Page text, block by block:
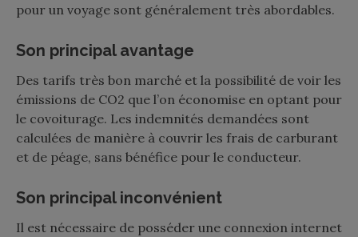
pour un voyage sont généralement très abordables.
Son principal avantage
Des tarifs très bon marché et la possibilité de voir les
émissions de CO2 que l’on économise en optant pour
le covoiturage. Les indemnités demandées sont
calculées de manière à couvrir les frais de carburant
et de péage, sans bénéfice pour le conducteur.
Son principal inconvénient
Il est nécessaire de posséder une connexion internet